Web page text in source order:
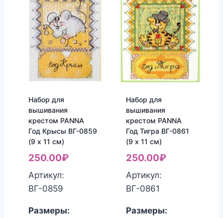
Набор для
вышивания
крестом PANNA
Год Крысы ВГ-0859
(9 x 11 см)
250.00₽
Артикул:
ВГ-0859
Размеры:
Набор для
вышивания
крестом PANNA
Год Тигра ВГ-0861
(9 x 11 см)
250.00₽
Артикул:
ВГ-0861
Размеры: